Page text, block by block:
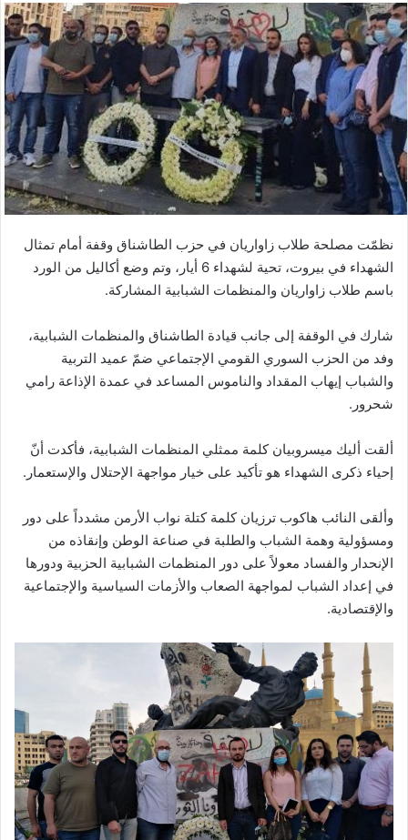
نظمّت مصلحة طلاب زاواريان في حزب الطاشناق وقفة أمام تمثال
الشهداء في بيروت، تحية لشهداء 6 أيار، وتم وضع أكاليل من الورد
باسم طلاب زاواريان والمنظمات الشبابية المشاركة.
شارك في الوقفة إلى جانب قيادة الطاشناق والمنظمات الشبابية،
وفد من الحزب السوري القومي الإجتماعي ضمّ عميد التربية
والشباب إيهاب المقداد والناموس المساعد في عمدة الإذاعة رامي
شحرور.
ألقت أليك ميسروبيان كلمة ممثلي المنظمات الشبابية، فأكدت أنّ
إحياء ذكرى الشهداء هو تأكيد على خيار مواجهة الإحتلال والإستعمار.
وألقى النائب هاكوب ترزيان كلمة كتلة نواب الأرمن مشدداً على دور
ومسؤولية وهمة الشباب والطلبة في صناعة الوطن وإنقاذه من
الإنحدار والفساد معولاً على دور المنظمات الشبابية الحزبية ودورها
في إعداد الشباب لمواجهة الصعاب والأزمات السياسية والإجتماعية
والإقتصادية.